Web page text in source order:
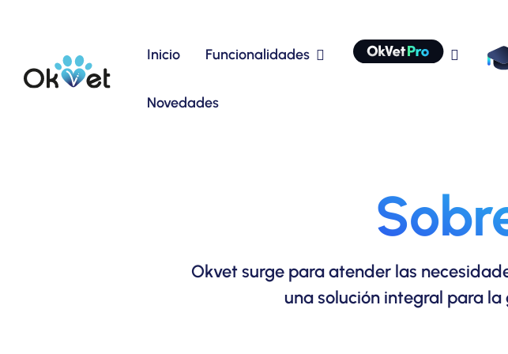
Inicio Funcionalidades
Novedades
Okvet surge para atender las
una solución integral para